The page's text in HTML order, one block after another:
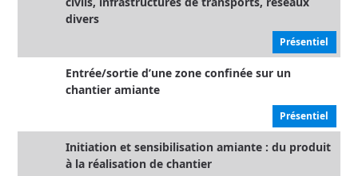
divers
Présentiel
Entrée/sortie d’une zone confinée sur un
chantier amiante
Présentiel
Initiation et sensibilisation amiante : du produit
à la réalisation de chantier